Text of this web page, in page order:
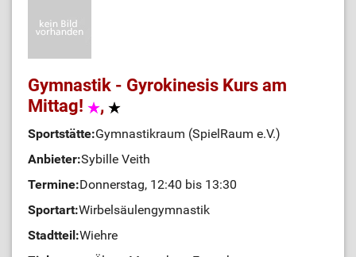
Gymnastik - Gyrokinesis Kurs am
Mittag!
,
Sportstätte:Gymnastikraum (SpielRaum e.V.)
Anbieter:Sybille Veith
Termine:Donnerstag, 12:40 bis 13:30
Sportart:Wirbelsäulengymnastik
Stadtteil:Wiehre